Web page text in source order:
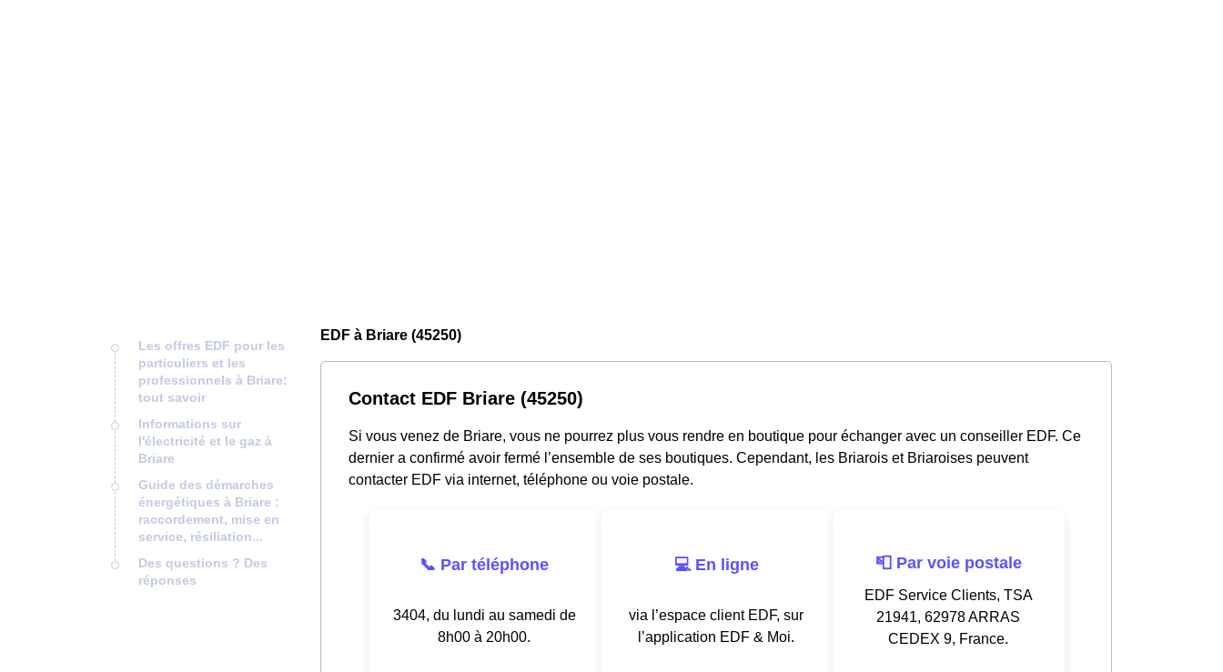
Les offres EDF pour les
particuliers et les
professionnels à Briare:
tout savoir
Informations sur
l'électricité et le gaz à
Briare
Guide des démarches
énergétiques à Briare :
raccordement, mise en
service, résiliation...
Des questions ? Des
réponses
EDF à Briare (45250)
Contact EDF Briare (45250)
Si vous venez de Briare, vous ne pourrez plus vous rendre en boutique pour échanger avec un conseiller EDF. Ce
dernier a confirmé avoir fermé l’ensemble de ses boutiques. Cependant, les Briarois et Briaroises peuvent
contacter EDF via internet, téléphone ou voie postale.
📞 Par téléphone
3404, du lundi au samedi de
8h00 à 20h00.
💻 En ligne
via l’espace client EDF, sur
l’application EDF & Moi.
📮 Par voie postale
EDF Service Clients, TSA
21941, 62978 ARRAS
CEDEX 9, France.